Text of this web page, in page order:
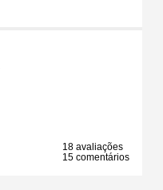
18 avaliações
15 comentários